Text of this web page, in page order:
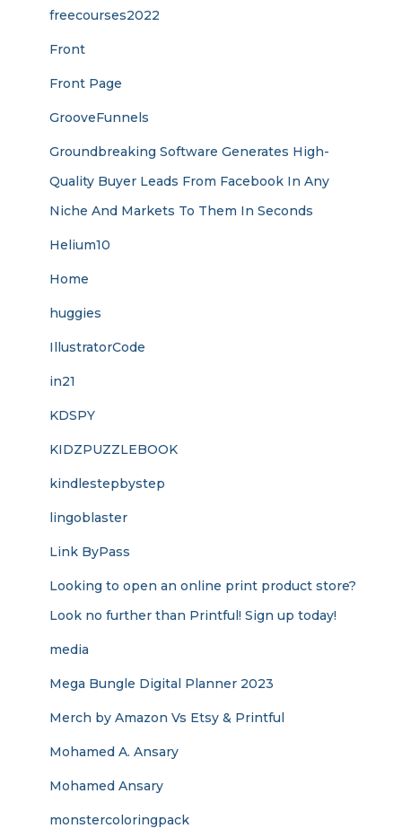
freecourses2022
Front
Front Page
GrooveFunnels
Groundbreaking Software Generates High-
Quality Buyer Leads From Facebook In Any
Niche And Markets To Them In Seconds
Helium10
Home
huggies
IllustratorCode
in21
KDSPY
KIDZPUZZLEBOOK
kindlestepbystep
lingoblaster
Link ByPass
Looking to open an online print product store?
Look no further than Printful! Sign up today!
media
Mega Bungle Digital Planner 2023
Merch by Amazon Vs Etsy & Printful
Mohamed A. Ansary
Mohamed Ansary
monstercoloringpack